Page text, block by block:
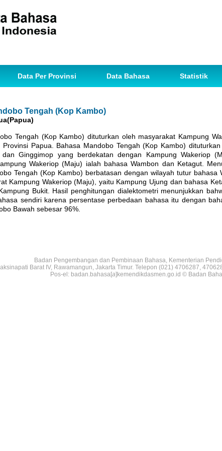
Data Per Provinsi Data Bahasa Statistik
Tengah (Kop Kambo)
Tengah (Kop Kambo) dituturkan oleh masyarakat Kampung
Provinsi Papua. Bahasa Mandobo Tengah (Kop Kambo)
dan Ginggimop yang berdekatan dengan Kampung Wakeriop
Wakeriop (Maju) ialah bahasa Wambon dan Ketagut.
Tengah (Kop Kambo) berbatasan dengan wilayah tutur bahasa
Kampung Wakeriop (Maju), yaitu Kampung Ujung dan bahasa
Bukit. Hasil penghitungan dialektometri menunjukkan
sendiri karena persentase perbedaan bahasa itu dengan
Bawah sebesar 96%.
Badan Pengembangan dan Pembinaan Bahasa, Kementerian
Barat IV, Rawamangun, Jakarta Timur. Telepon (021) 4706287,
Pos-el: badan.bahasa[a]kemendikdasmen.go.id © Badan